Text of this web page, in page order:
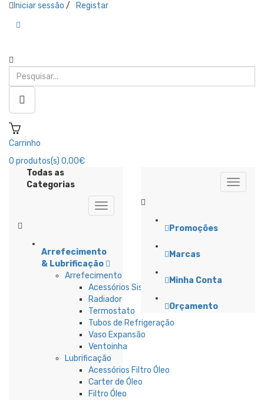
Iniciar sessão / Registar
Carrinho
0 produtos(s) 0,00€
Todas as
Categorias
Arrefecimento
& Lubrificação
Arrefecimento
Acessórios Sistema Refrigeração
Radiador
Termostato
Tubos de Refrigeração
Vaso Expansão
Ventoinha
Lubrificação
Acessórios Filtro Óleo
Carter de Óleo
Filtro Óleo
Promoções
Marcas
Minha Conta
Orçamento